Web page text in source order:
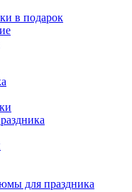
в подарок
для праздника